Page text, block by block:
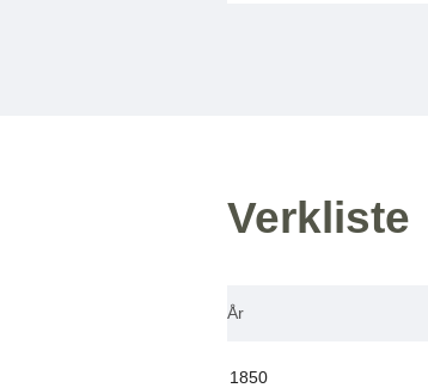
Verkliste
År
1850